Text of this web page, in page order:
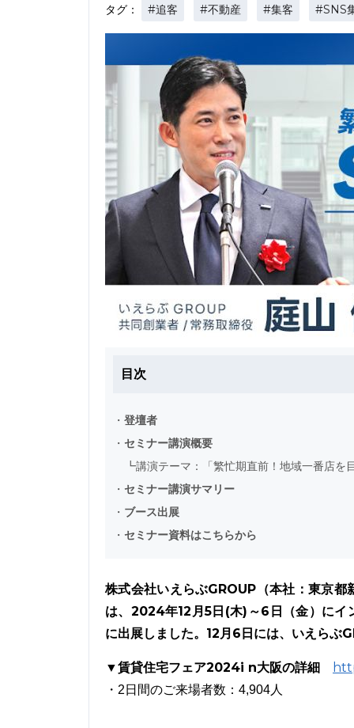
タグ： #追客 #不動産 #集客 #SNS
目次
・ 登壇者
・ セミナー講演概要
┗講演テーマ：「繁忙期直前！地域一番店を
・ セミナー講演サマリー
・ ブース出展
・ セミナー資料はこちらから
株式会社いえらぶGROUP（本社：東京
は、2024年12月5日(木)～6日（金）に
に出展しました。12月6日には、いえらぶ
▼賃貸住宅フェア2024i n大阪の詳細
・2日間のご来場者数：4,904人